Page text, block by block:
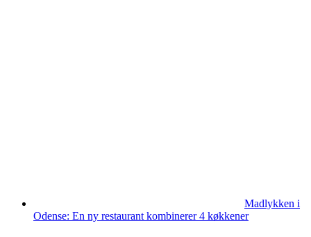
Madlykken i
Odense: En ny restaurant kombinerer 4 køkkener